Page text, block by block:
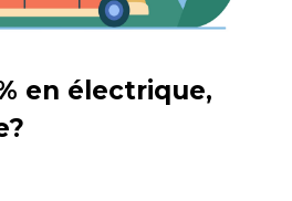
en électrique,